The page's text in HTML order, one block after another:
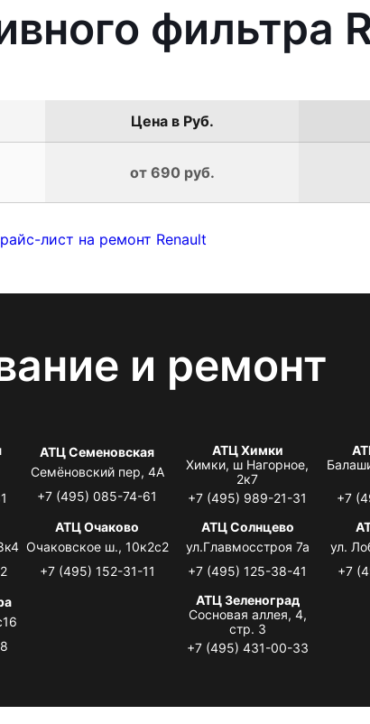
фильтра
Цена в Руб.
от 690 руб.
лист на ремонт Renault
и ремонт
АТЦ Семеновская
Семёновский пер, 4А
+7 (495) 085-74-61
АТЦ Химки
Химки, ш Нагорное,
2к7
+7 (495) 989-21-31
+7
АТЦ Очаково
Очаковское ш., 10к2с2
+7 (495) 152-31-11
АТЦ Солнцево
ул.Главмосстроя 7а
+7 (495) 125-38-41
ул.
+7
АТЦ Зеленоград
Сосновая аллея, 4,
стр. 3
+7 (495) 431-00-33